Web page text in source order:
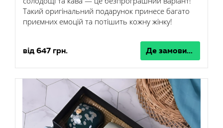
Такий оригінальний подарунок принесе багато
приємних емоцій та потішить кожну жінку!
від 647 грн. Де замовити